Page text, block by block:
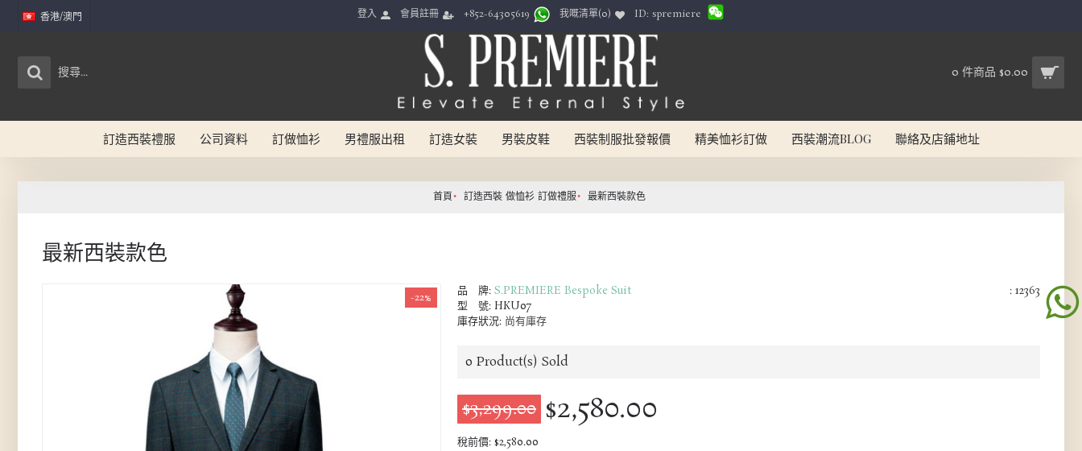
登入 會員註冊 +852-64305619 我嘅清單(0) ID: spremiere
香港/澳門
0 件商品 $0.00
訂造西裝禮服 公司資料 訂做恤衫 男禮服出租 訂造女裝 男裝皮鞋 西裝制服批發報價 精美恤衫訂做 西裝潮流BLOG 聯絡及店鋪地址
首頁 訂造西裝 做恤衫 訂做禮服 最新西裝款色
最新西裝款色
-22% : 12363
品 牌: S.PREMIERE Bespoke Suit
型 號: HKU07
庫存狀況: 尚有庫存
0 Product(s) Sold
$3,299.00 $2,580.00
稅前價: $2,580.00